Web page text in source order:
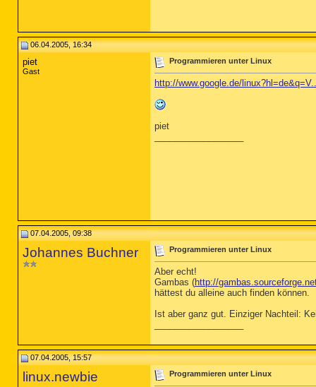
06.04.2005, 16:34
piet
Gast
Programmieren unter Linux
http://www.google.de/
piet
07.04.2005, 09:38
Johannes Buchner Programmieren unter Linux
Aber echt!
Gambas (http://
hättest du alleine auch finden können.
Ist aber ganz gut. Einziger Nachteil:
07.04.2005, 15:57
linux.newbie Programmieren unter Linux